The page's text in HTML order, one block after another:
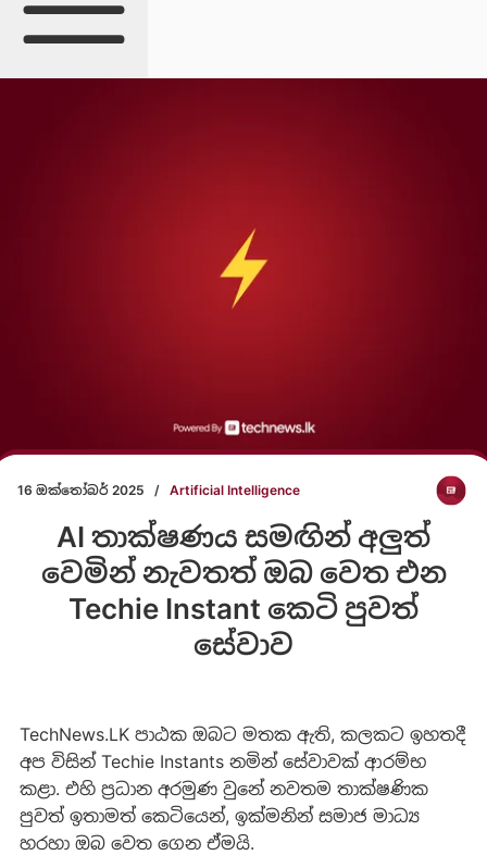
16 ඔක්තෝබර් 2025 / Artificial Intelligence
AI තාක්ෂණය සමඟින් අලුත්
වෙමින් නැවතත් ඔබ වෙත එන
Techie Instant කෙටි පුවත්
සේවාව
TechNews.LK පාඨක ඔබට මතක ඇති, කලකට ඉහතදී
අප විසින් Techie Instants නමින් සේවාවක් ආරම්භ
කළා. එහි ප්‍රධාන අරමුණ වුනේ නවතම තාක්ෂණික
පුවත් ඉතාමත් කෙටියෙන්, ඉක්මනින් සමාජ මාධ්‍ය
හරහා ඔබ වෙත ගෙන ඒමයි.